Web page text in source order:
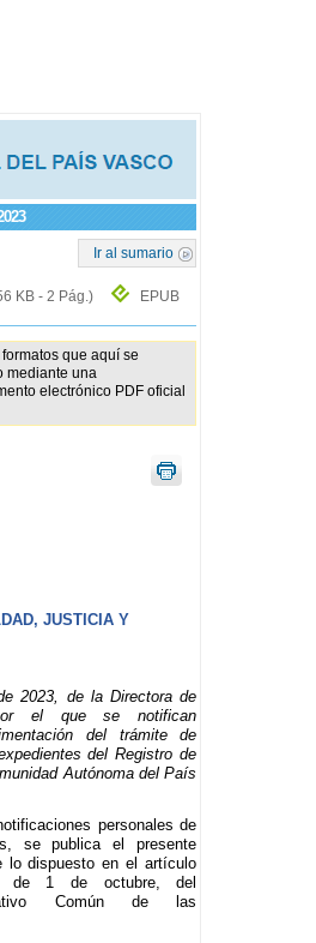
Ir al sumario
KB - 2 Pág.)
EPUB
que aquí se
mediante una
electrónico PDF oficial
JUSTICIA Y
2023, de la Directora de
el que se notifican
del trámite de
del Registro de
Autónoma del País
personales de
se publica el presente
lo dispuesto en el artículo
de 1 de octubre, del
Común de las